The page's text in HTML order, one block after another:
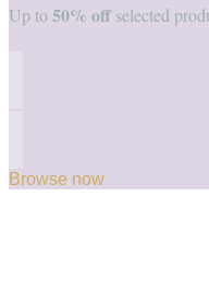
Up to50% offselected
Browse now